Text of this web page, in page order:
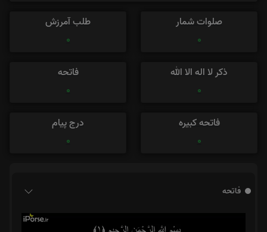
صلوات شمار
0
طلب آمرزش
0
ذکر لا اله الا الله
0
فاتحه
0
فاتحه کبیره
0
درج پیام
0
فاتحه